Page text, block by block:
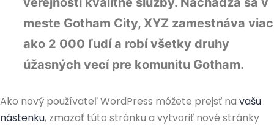
meste Gotham City, XYZ zamestnáva viac
ako 2 000 ľudí a robí všetky druhy
úžasných vecí pre komunitu Gotham.
Ako nový používateľ WordPress môžete prejsť na vašu
nástenku, zmazať túto stránku a vytvoriť nové stránky